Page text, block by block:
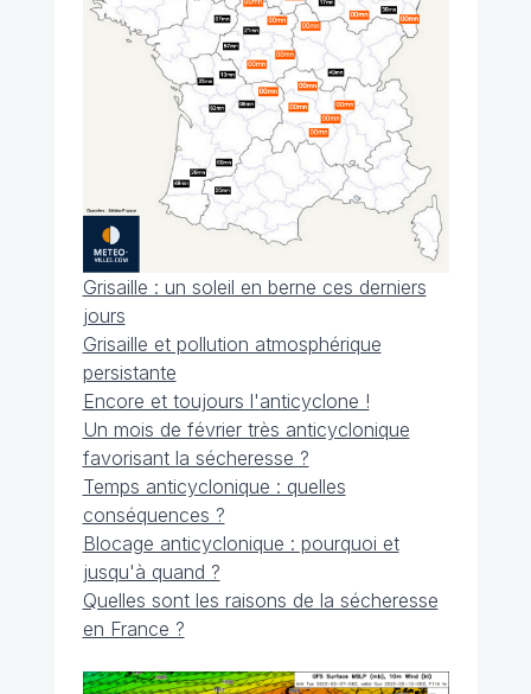
Grisaille : un soleil en berne ces derniers
jours
Grisaille et pollution atmosphérique
persistante
Encore et toujours l'anticyclone !
Un mois de février très anticyclonique
favorisant la sécheresse ?
Temps anticyclonique : quelles
conséquences ?
Blocage anticyclonique : pourquoi et
jusqu'à quand ?
Quelles sont les raisons de la sécheresse
en France ?